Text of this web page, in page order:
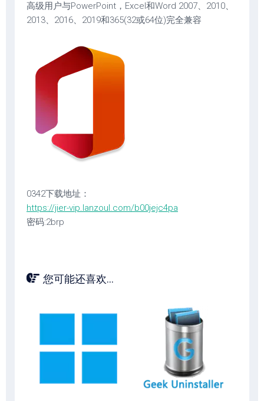
高级用户与PowerPoint，Excel和Word 2007、2010、
2013、2016、2019和365(32或64位)完全兼容
0342下载地址：
https://jier-vip.lanzoul.com/b00jejc4pa
密码:2brp
您可能还喜欢...